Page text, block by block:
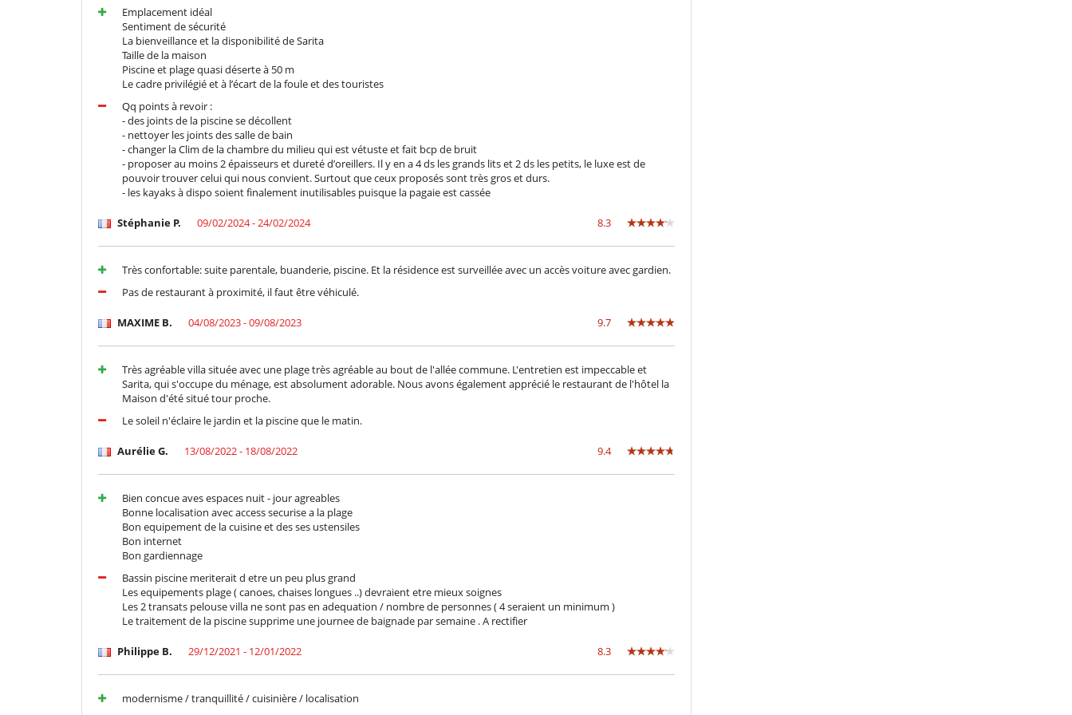
Terrazza(e)
Divertimenti ed attività sportive
Accesso internet (wifi)
Sistema di sicurezza per piscine
Tivù cavo o satellite o internet
Elettrodomestici
Asse da stiro
Ferro da stiro
Frigorifero, congelatore
Macchina da lavare e da seccare
Macchina per il caffè Nespresso
Per la vostra comodità e convenienza
Camera di pranzo
Terrazze
Cuoco
Qui vicino
Emplacement idéal
Sentiment de sécurité
La bienveillance et la disponibilité de Sarita
Taille de la maison
Piscine et plage quasi déserte à 50 m
Le cadre privilégié et à l’écart de la foule et des touristes
Qq points à revoir :
- des joints de la piscine se décollent
- nettoyer les joints des salle de bain
- changer la Clim de la chambre du milieu qui est vétuste et fait bcp de bruit
- proposer au moins 2 épaisseurs et dureté d’oreillers. Il y en a 4 ds les grands lits et 2 ds les petits, le luxe est de
pouvoir trouver celui qui nous convient. Surtout que ceux proposés sont très gros et durs.
- les kayaks à dispo soient finalement inutilisables puisque la pagaie est cassée
Stéphanie P. 09/02/2024 - 24/02/2024 8.3
Très confortable: suite parentale, buanderie, piscine. Et la résidence est surveillée avec un accès voiture avec gardien.
Pas de restaurant à proximité, il faut être véhiculé.
MAXIME B. 04/08/2023 - 09/08/2023 9.7
Très agréable villa située avec une plage très agréable au bout de l'allée commune. L'entretien est impeccable et
Sarita, qui s'occupe du ménage, est absolument adorable. Nous avons également apprécié le restaurant de l'hôtel la
Maison d'été situé tour proche.
Le soleil n'éclaire le jardin et la piscine que le matin.
Aurélie G. 13/08/2022 - 18/08/2022 9.4
Bien concue aves espaces nuit - jour agreables
Bonne localisation avec access securise a la plage
Bon equipement de la cuisine et des ses ustensiles
Bon internet
Bon gardiennage
Bassin piscine meriterait d etre un peu plus grand
Les equipements plage ( canoes, chaises longues ..) devraient etre mieux soignes
Les 2 transats pelouse villa ne sont pas en adequation / nombre de personnes ( 4 seraient un minimum )
Le traitement de la piscine supprime une journee de baignade par semaine . A rectifier
Philippe B. 29/12/2021 - 12/01/2022 8.3
modernisme / tranquillité / cuisinière / localisation